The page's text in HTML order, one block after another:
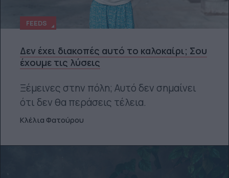
FEEDS
Δεν έχει διακοπές αυτό το καλοκαίρι; Σου
έχουμε τις λύσεις
Ξέμεινες στην πόλη; Αυτό δεν σημαίνει
ότι δεν θα περάσεις τέλεια.
Κλέλια Φατούρου